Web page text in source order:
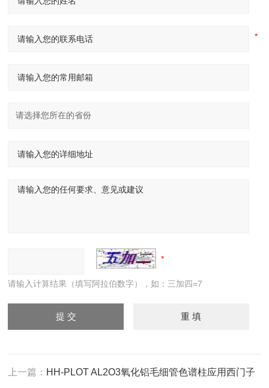
请输入计算结果（填写阿拉伯数字），如：三加四=7
上一篇： HH-PLOT AL2O3氧化铝毛细管色谱柱应用西门子